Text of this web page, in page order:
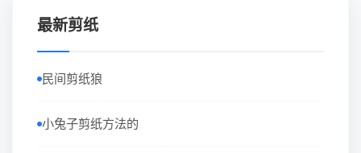
最新剪纸
民间剪纸狼
小兔子剪纸方法的